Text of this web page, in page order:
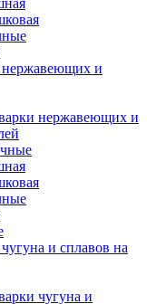
нержавеющих и
нержавеющих и
и сплавов на
чугуна и